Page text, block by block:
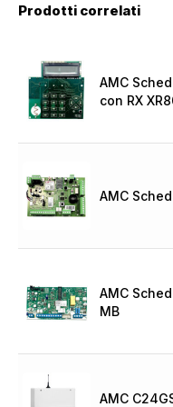
Prodotti correlati
AMC
con RX
AMC
AMC
MB
AMC